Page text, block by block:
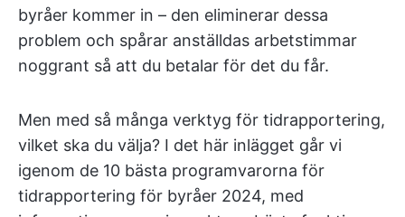
byråer kommer in – den eliminerar dessa
problem och spårar anställdas arbetstimmar
noggrant så att du betalar för det du får.
Men med så många verktyg för tidrapportering,
vilket ska du välja? I det här inlägget går vi
igenom de 10 bästa programvarorna för
tidrapportering för byråer 2024, med